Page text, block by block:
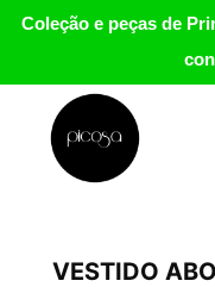
Coleção e peças de
VESTIDO